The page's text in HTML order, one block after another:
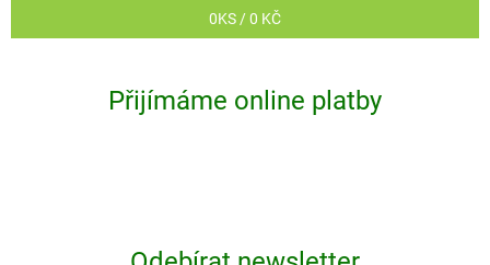
0KS /0 KČ
Přijímáme online platby